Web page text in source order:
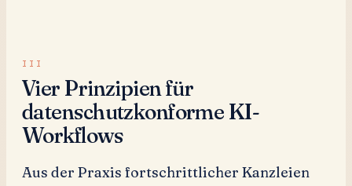
Vier Prinzipien für
datenschutzkonforme KI-
Workflows
Aus der Praxis fortschrittlicher Kanzleien